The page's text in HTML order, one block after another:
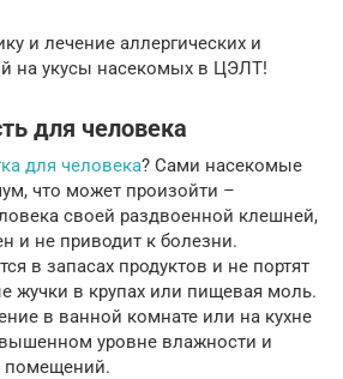
и лечение аллергических и
на укусы насекомых в ЦЭЛТ!
для человека
для человека? Сами насекомые
что может произойти –
своей раздвоенной клешней,
и не приводит к болезни.
в запасах продуктов и не портят
жучки в крупах или пищевая моль.
в ванной комнате или на кухне
уровне влажности и
помещений.